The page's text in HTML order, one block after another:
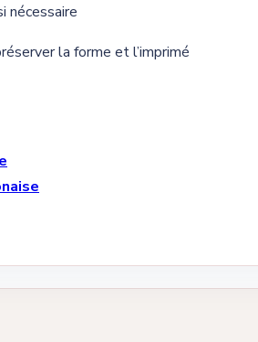
nécessaire
la forme et l’imprimé